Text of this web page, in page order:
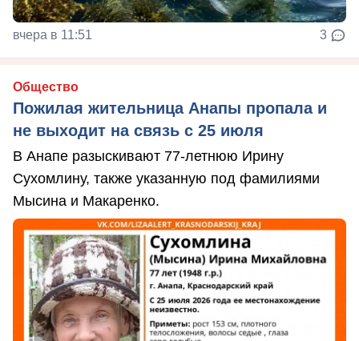
вчера в 11:51 3
Общество
Пожилая жительница Анапы пропала и
не выходит на связь с 25 июля
В Анапе разыскивают 77-летнюю Ирину
Сухомлину, также указанную под фамилиями
Мысина и Макаренко.